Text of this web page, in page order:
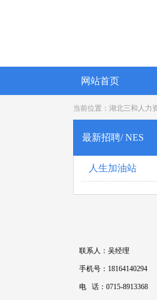
网站首页
当前位置： 湖北三和人力
最新招聘/ NES
人生加油站
联系人：吴经理
手机号：18164140294
电 话：0715-8913368